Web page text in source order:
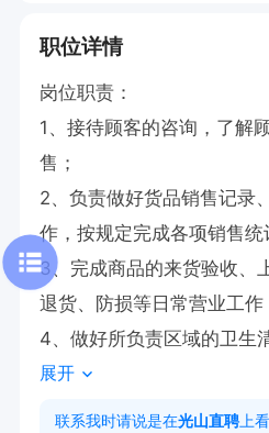
职位详情
岗位职责：
1、接待顾客的咨询，了解
售；
2、负责做好货品销售记录
作，按规定完成各项销售统
3、完成商品的来货验收、
退货、防损等日常营业工作
4、做好所负责区域的卫生
5、完成上级领导交办的其
任职资格：
展开
联系我时请说是在光山直聘 上